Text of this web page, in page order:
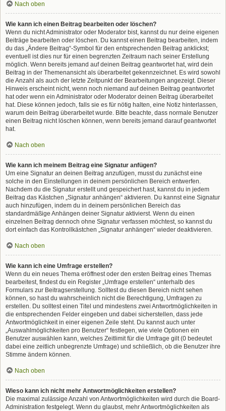
Nach oben
Wie kann ich einen Beitrag bearbeiten oder löschen?
Wenn du nicht Administrator oder Moderator bist, kannst du nur deine eigenen
Beiträge bearbeiten oder löschen. Du kannst einen Beitrag bearbeiten, indem
du das „Ändere Beitrag“-Symbol für den entsprechenden Beitrag anklickst;
eventuell ist dies nur für einen begrenzten Zeitraum nach seiner Erstellung
möglich. Wenn bereits jemand auf deinen Beitrag geantwortet hat, wird dein
Beitrag in der Themenansicht als überarbeitet gekennzeichnet. Es wird sowohl
die Anzahl als auch der letzte Zeitpunkt der Bearbeitungen angezeigt. Dieser
Hinweis erscheint nicht, wenn noch niemand auf deinen Beitrag geantwortet
hat oder wenn ein Administrator oder Moderator deinen Beitrag überarbeitet
hat. Diese können jedoch, falls sie es für nötig halten, eine Notiz hinterlassen,
warum dein Beitrag überarbeitet wurde. Bitte beachte, dass normale Benutzer
einen Beitrag nicht löschen können, wenn bereits jemand darauf geantwortet
hat.
Nach oben
Wie kann ich meinem Beitrag eine Signatur anfügen?
Um eine Signatur an deinen Beitrag anzufügen, musst du zunächst eine
solche in den Einstellungen in deinem persönlichen Bereich entwerfen.
Nachdem du die Signatur erstellt und gespeichert hast, kannst du in jedem
Beitrag das Kästchen „Signatur anhängen“ aktivieren. Du kannst eine Signatur
auch hinzufügen, indem du in deinem persönlichen Bereich das
standardmäßige Anhängen deiner Signatur aktivierst. Wenn du einen
einzelnen Beitrag dennoch ohne Signatur verfassen möchtest, so kannst du
dort einfach das Kontrollkästchen „Signatur anhängen“ wieder deaktivieren.
Nach oben
Wie kann ich eine Umfrage erstellen?
Wenn du ein neues Thema eröffnest oder den ersten Beitrag eines Themas
bearbeitest, findest du ein Register „Umfrage erstellen“ unterhalb des
Formulars zur Beitragserstellung. Solltest du diesen Bereich nicht sehen
können, so hast du wahrscheinlich nicht die Berechtigung, Umfragen zu
erstellen. Du solltest einen Titel und mindestens zwei Antwortmöglichkeiten in
die entsprechenden Felder eingeben und dabei sicherstellen, dass jede
Antwortmöglichkeit in einer eigenen Zeile steht. Du kannst auch unter
„Auswahlmöglichkeiten pro Benutzer“ festlegen, wie viele Optionen ein
Benutzer auswählen kann, welches Zeitlimit für die Umfrage gilt (0 bedeutet
dabei eine zeitlich unbegrenzte Umfrage) und schließlich, ob die Benutzer ihre
Stimme ändern können.
Nach oben
Wieso kann ich nicht mehr Antwortmöglichkeiten erstellen?
Die maximal zulässige Anzahl von Antwortmöglichkeiten wird durch die Board-
Administration festgelegt. Wenn du glaubst, mehr Antwortmöglichkeiten als